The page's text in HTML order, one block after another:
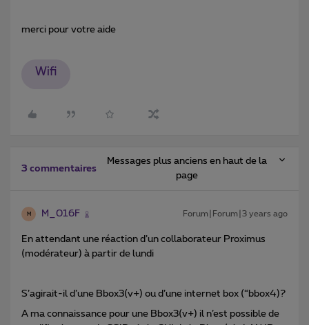
merci pour votre aide
Wifi
3 commentaires
Messages plus anciens en haut de la
page
M M_016F Forum|Forum|3 years ago
En attendant une réaction d’un collaborateur Proximus
(modérateur) à partir de lundi
S’agirait-il d’une Bbox3(v+) ou d’une internet box (“bbox4)?
A ma connaissance pour une Bbox3(v+) il n’est possible de